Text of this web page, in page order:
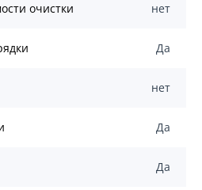
очистки нет
Да
нет
Да
Да